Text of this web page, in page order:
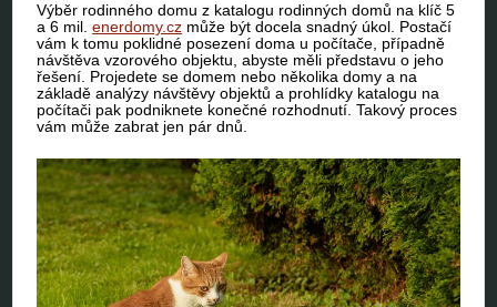
Výběr rodinného domu z katalogu rodinných domů na klíč 5
a 6 mil.enerdomy.cz může být docela snadný úkol. Postačí
vám k tomu poklidné posezení doma u počítače, případně
návštěva vzorového objektu, abyste měli představu o jeho
řešení. Projedete se domem nebo několika domy a na
základě analýzy návštěvy objektů a prohlídky katalogu na
počítači pak podniknete konečné rozhodnutí. Takový proces
vám může zabrat jen pár dnů.